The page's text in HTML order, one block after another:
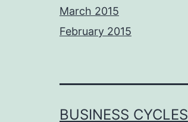
March 2015
February 2015
BUSINESS CYCLES